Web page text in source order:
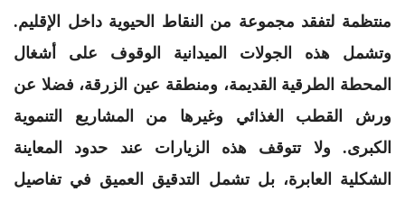
منتظمة لتفقد مجموعة من النقاط الحيوية داخل الإقليم.
وتشمل هذه الجولات الميدانية الوقوف على أشغال
المحطة الطرقية القديمة، ومنطقة عين الزرقة، فضلا عن
ورش القطب الغذائي وغيرها من المشاريع التنموية
الكبرى. ولا تتوقف هذه الزيارات عند حدود المعاينة
الشكلية العابرة، بل تشمل التدقيق العميق في تفاصيل